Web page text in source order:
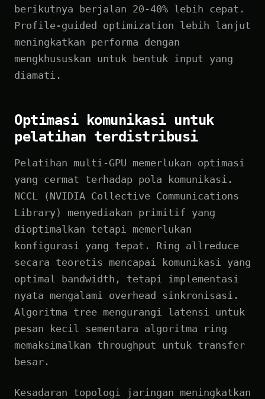
berikutnya berjalan 20-40% lebih cepat.
Profile-guided optimization lebih lanjut
meningkatkan performa dengan
mengkhususkan untuk bentuk input yang
diamati.
Optimasi komunikasi untuk
pelatihan terdistribusi
Pelatihan multi-GPU memerlukan optimasi
yang cermat terhadap pola komunikasi.
NCCL (NVIDIA Collective Communications
Library) menyediakan primitif yang
dioptimalkan tetapi memerlukan
konfigurasi yang tepat. Ring allreduce
secara teoretis mencapai komunikasi yang
optimal bandwidth, tetapi implementasi
nyata mengalami overhead sinkronisasi.
Algoritma tree mengurangi latensi untuk
pesan kecil sementara algoritma ring
memaksimalkan throughput untuk transfer
besar.
Kesadaran topologi jaringan meningkatkan